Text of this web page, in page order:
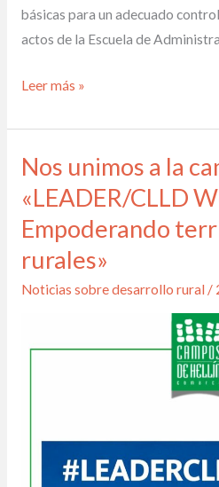
básicas para un adecuado
actos de la Escuela de
Leer más »
Nos unimos a la
«LEADER/CLLD
Empoderando
rurales»
Noticias sobre desarrollo rural /
Nos
unimos
la
campaña
«LEADER/CLLD